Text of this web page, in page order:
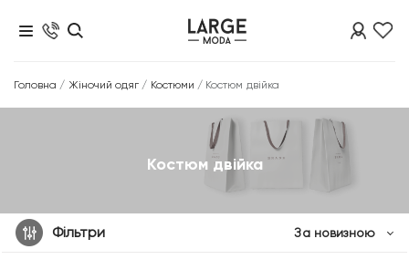
Головна / Жіночий одяг / Костюми / Костюм двійка
Костюм двійка
Фільтри За новизною